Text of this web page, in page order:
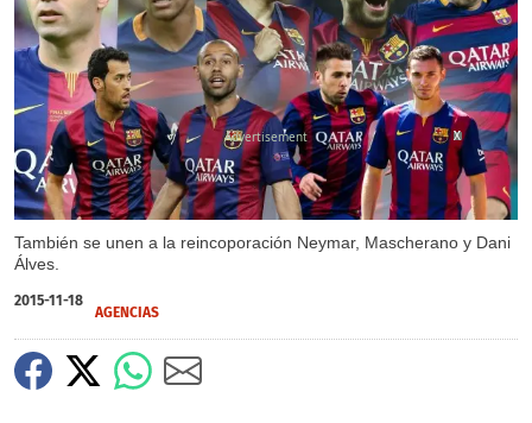
También se unen a la reincoporación Neymar, Mascherano y Dani
Álves.
X
X
2015-11-18
AGENCIAS